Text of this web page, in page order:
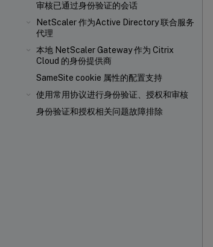
审核已通过身份验证的会话
NetScaler 作为Active Directory 联合服务
代理
本地 NetScaler Gateway 作为 Citrix
Cloud 的身份提供商
SameSite cookie 属性的配置支持
使用常用协议进行身份验证、授权和审核
身份验证和授权相关问题故障排除